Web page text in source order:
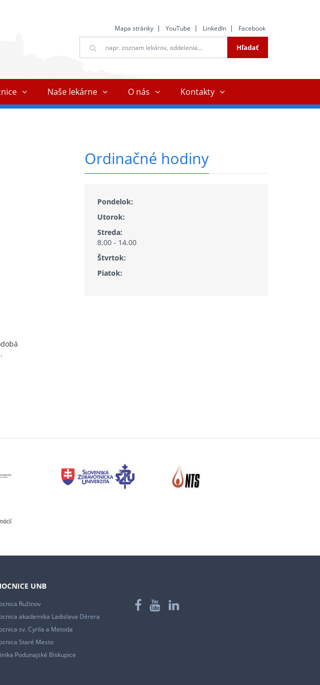
Mapa stránky YouTube LinkedIn Facebook
vyhľadávanie
Hľadať
Naše lekárne O nás Kontakty
Ordinačné hodiny
Pondelok:
Utorok:
Streda:
8.00 - 14.00
Štvrtok:
Piatok:
UNB
Ružinov
akademika Ladislava Dérera
sv. Cyrila a Metoda
Staré Mesto
Podunajské Biskupice
Facebook
YouTube
LinkedIn